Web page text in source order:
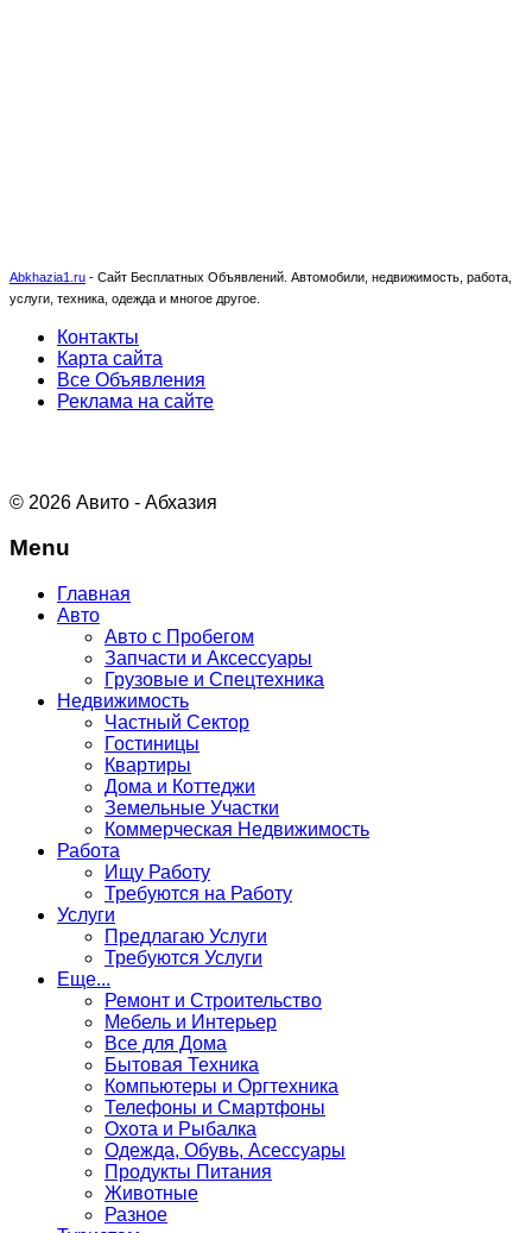
Abkhazia1.ru - Сайт Бесплатных Объявлений. Автомобили, недвижимость, работа,
услуги, техника, одежда и многое другое.
Контакты
Карта сайта
Все Объявления
Реклама на сайте
© 2026 Авито - Абхазия
Menu
Главная
Авто
Авто с Пробегом
Запчасти и Аксессуары
Грузовые и Спецтехника
Недвижимость
Частный Сектор
Гостиницы
Квартиры
Дома и Коттеджи
Земельные Участки
Коммерческая Недвижимость
Работа
Ищу Работу
Требуются на Работу
Услуги
Предлагаю Услуги
Требуются Услуги
Еще...
Ремонт и Строительство
Мебель и Интерьер
Все для Дома
Бытовая Техника
Компьютеры и Оргтехника
Телефоны и Смартфоны
Охота и Рыбалка
Одежда, Обувь, Асессуары
Продукты Питания
Животные
Разное